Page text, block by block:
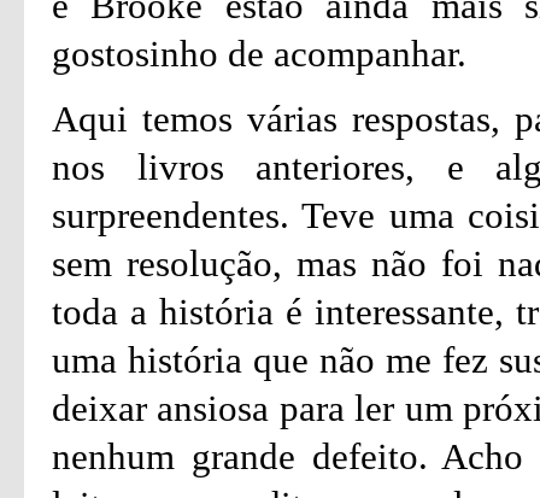
gostosinho de acompanhar.
Aqui temos várias respostas,
nos livros anteriores, e
surpreendentes. Teve uma
sem resolução, mas não foi
toda a história é interessante,
uma história que não me fez
deixar ansiosa para ler um
nenhum grande defeito.